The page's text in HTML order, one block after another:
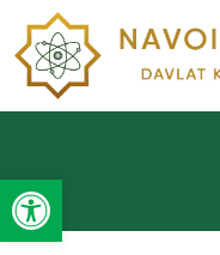
Open toolbar